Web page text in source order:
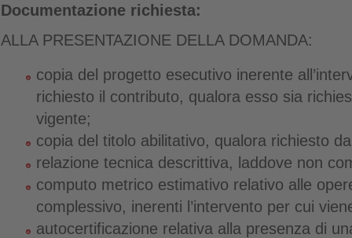
Documentazione richiesta:
ALLA PRESENTAZIONE DELLA DOMANDA:
copia del progetto esecutivo inerente
richiesto il contributo, qualora esso sia
vigente;
copia del titolo abilitativo, qualora richiesto
relazione tecnica descrittiva, laddove non
computo metrico estimativo relativo alle
complessivo, inerenti l’intervento per cui
autocertificazione relativa alla presenza di